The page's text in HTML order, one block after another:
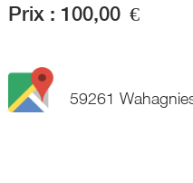
Prix : 100,00 €
59261